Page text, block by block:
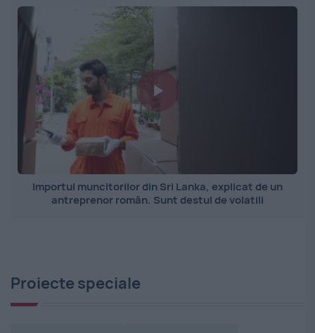
Importul muncitorilor din Sri Lanka, explicat de un
antreprenor român. Sunt destul de volatili
Proiecte speciale